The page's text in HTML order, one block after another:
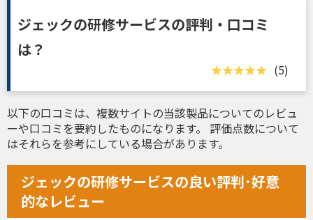
ジェックの研修サービスの評判・口コミ
は？
(5)
以下の口コミは、複数サイトの当該製品についてのレビュ
ーや口コミを要約したものになります。 評価点数について
はそれらを参考にしている場合があります。
ジェックの研修サービスの良い評判･好意
的なレビュー